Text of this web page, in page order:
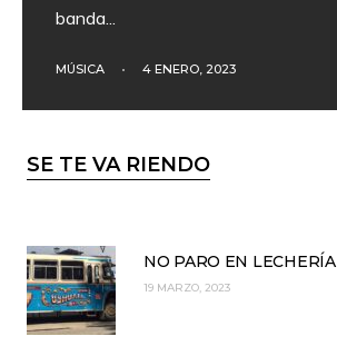
banda...
MÚSICA • 4 ENERO, 2023
SE TE VA RIENDO
NO PARO EN LECHERÍA
19 MARZO, 2023